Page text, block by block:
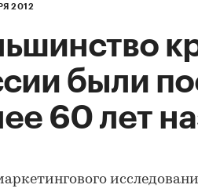
2012
были
60 лет